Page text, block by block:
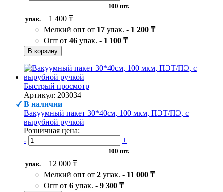
100 шт.
упак.
1 400 ₸
Мелкий опт от 17 упак. - 1 200 ₸
Опт от 46 упак. - 1 100 ₸
В корзину
Быстрый просмотр
Артикул: 203034
В наличии
Вакуумный пакет 30*40см, 100 мкм, ПЭТ/ПЭ, с
вырубной ручкой
Розничная цена:
-
+
100 шт.
упак.
12 000 ₸
Мелкий опт от 2 упак. - 11 000 ₸
Опт от 6 упак. - 9 300 ₸